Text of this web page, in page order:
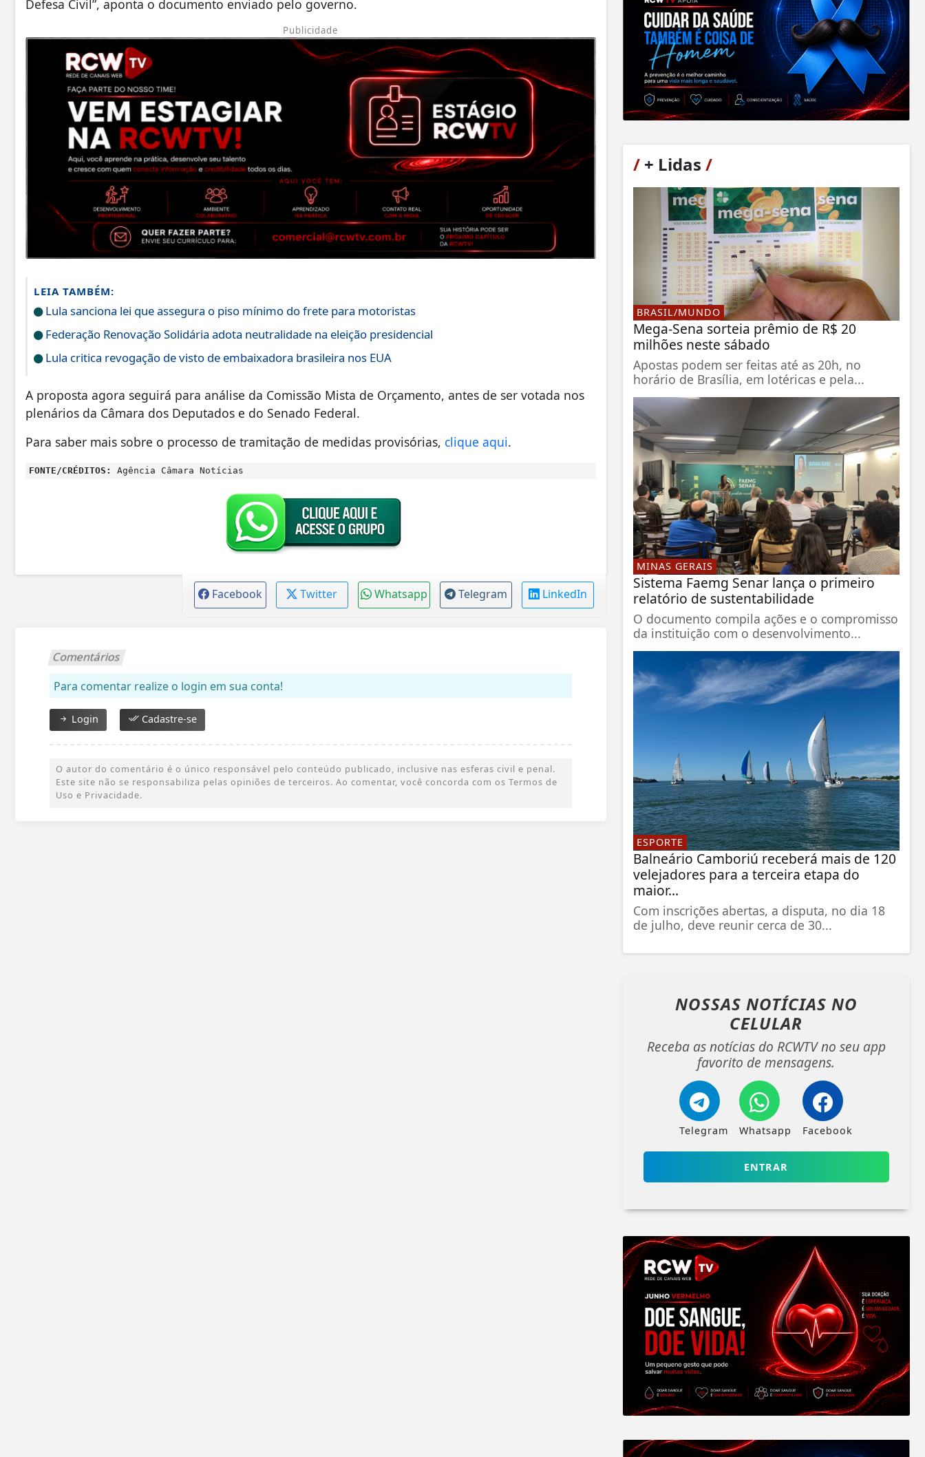
Defesa Civil”, aponta o documento enviado pelo governo.
Publicidade
LEIA TAMBÉM:
Lula sanciona lei que assegura o piso mínimo do frete para motoristas
Federação Renovação Solidária adota neutralidade na eleição presidencial
Lula critica revogação de visto de embaixadora brasileira nos EUA
A proposta agora seguirá para análise da Comissão Mista de Orçamento, antes de ser votada nos
plenários da Câmara dos Deputados e do Senado Federal.
Para saber mais sobre o processo de tramitação de medidas provisórias, clique aqui.
FONTE/CRÉDITOS: Agência Câmara Notícias
Facebook Twitter Whatsapp Telegram LinkedIn
Comentários
Para comentar realize o login em sua conta!
Login Cadastre-se
O autor do comentário é o único responsável pelo conteúdo publicado, inclusive nas esferas civil e penal.
Este site não se responsabiliza pelas opiniões de terceiros. Ao comentar, você concorda com os Termos de
Uso e Privacidade.
/+ Lidas /
BRASIL/MUNDO
Mega-Sena sorteia prêmio de R$ 20
milhões neste sábado
Apostas podem ser feitas até as 20h, no
horário de Brasília, em lotéricas e pela...
MINAS GERAIS
Sistema Faemg Senar lança o primeiro
relatório de sustentabilidade
O documento compila ações e o compromisso
da instituição com o desenvolvimento...
ESPORTE
Balneário Camboriú receberá mais de 120
velejadores para a terceira etapa do
maior...
Com inscrições abertas, a disputa, no dia 18
de julho, deve reunir cerca de 30...
NOSSAS NOTÍCIAS NO
CELULAR
Receba as notícias do RCWTV no seu app
favorito de mensagens.
Telegram Whatsapp Facebook
ENTRAR